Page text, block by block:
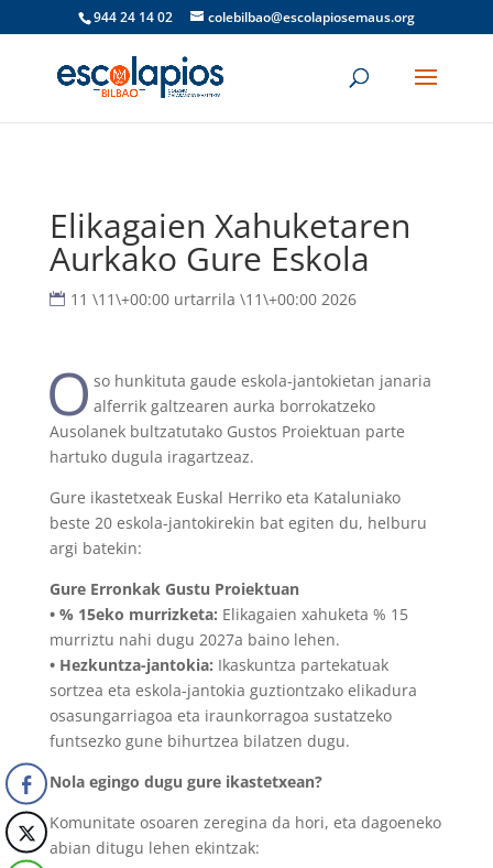
944 24 14 02 colebilbao@escolapiosemaus.org
Elikagaien Xahuketaren
Aurkako Gure Eskola
11 \11\+00:00 urtarrila \11\+00:00 2026
O so hunkituta gaude eskola-jantokietan janaria
alferrik galtzearen aurka borrokatzeko
Ausolanek bultzatutako Gustos Proiektuan parte
hartuko dugula iragartzeaz.
Gure ikastetxeak Euskal Herriko eta Kataluniako
beste 20 eskola-jantokirekin bat egiten du, helburu
argi batekin:
Gure Erronkak Gustu Proiektuan
• % 15eko murrizketa: Elikagaien xahuketa % 15
murriztu nahi dugu 2027a baino lehen.
• Hezkuntza-jantokia: Ikaskuntza partekatuak
sortzea eta eskola-jantokia guztiontzako elikadura
osasungarriagoa eta iraunkorragoa sustatzeko
funtsezko gune bihurtzea bilatzen dugu.
Nola egingo dugu gure ikastetxean?
Komunitate osoaren zeregina da hori, eta dagoeneko
abian ditugu lehen ekintzak: